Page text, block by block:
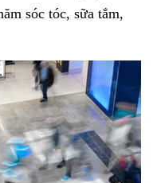
sóc tóc, sữa tắm,